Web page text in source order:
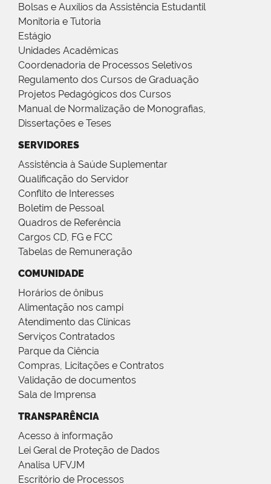
Bolsas e Auxílios da Assistência Estudantil
Monitoria e Tutoria
Estágio
Unidades Acadêmicas
Coordenadoria de Processos Seletivos
Regulamento dos Cursos de Graduação
Projetos Pedagógicos dos Cursos
Manual de Normalização de Monografias,
Dissertações e Teses
SERVIDORES
Assistência à Saúde Suplementar
Qualificação do Servidor
Conflito de Interesses
Boletim de Pessoal
Quadros de Referência
Cargos CD, FG e FCC
Tabelas de Remuneração
COMUNIDADE
Horários de ônibus
Alimentação nos campi
Atendimento das Clínicas
Serviços Contratados
Parque da Ciência
Compras, Licitações e Contratos
Validação de documentos
Sala de Imprensa
TRANSPARÊNCIA
Acesso à informação
Lei Geral de Proteção de Dados
Analisa UFVJM
Escritório de Processos